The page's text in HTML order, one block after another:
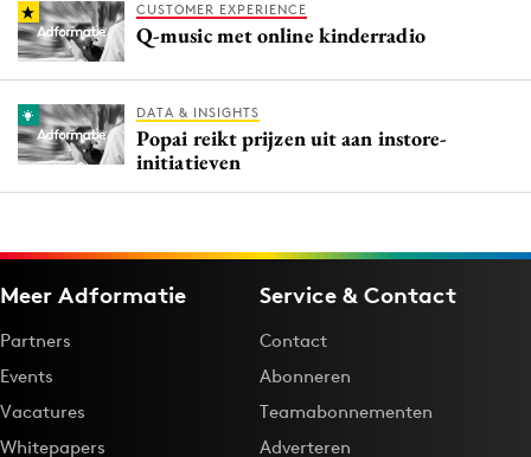
CUSTOMER EXPERIENCE
Q-music met online kinderradio
DATA & INSIGHTS
Popai reikt prijzen uit aan instore-
initiatieven
Meer Adformatie
Partners
Events
Vacatures
Whitepapers
Service & Contact
Contact
Abonneren
Teamabonnementen
Adverteren